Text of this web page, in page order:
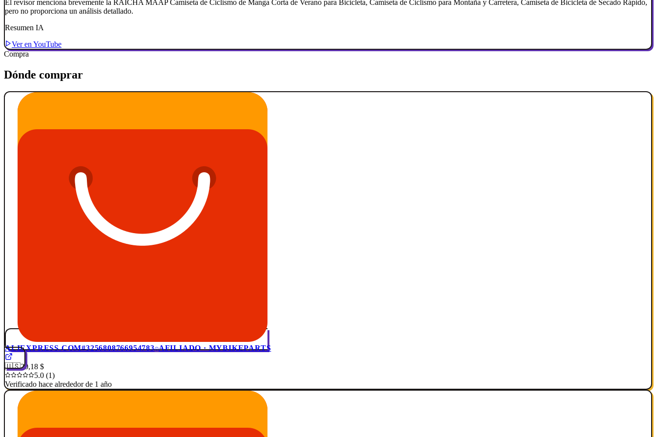
El revisor menciona brevemente la RAICHA MAAP Camiseta de Ciclismo de Manga Corta de Verano para Bicicleta, Camiseta de Ciclismo para Montaña y Carretera, Camiseta de Bicicleta de Secado Rápido,
pero no proporciona un análisis detallado.
Resumen IA
Ver en YouTube
Compra
Dónde comprar
ALIEXPRESS.COM#3256808766954783 AFILIADO · MYBIKEPARTS
🇺🇸20,18 $
5.0 (1)
Verificado hace alrededor de 1 año